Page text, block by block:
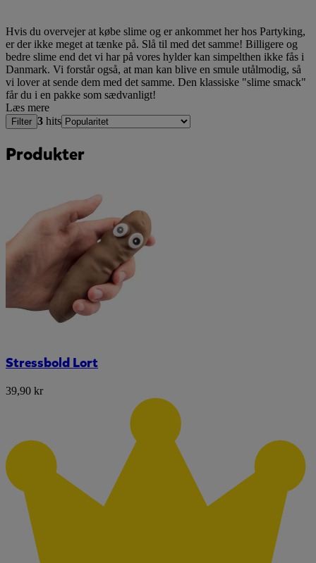
Hvis du overvejer at købe slime og er ankommet her hos Partyking,
er der ikke meget at tænke på. Slå til med det samme! Billigere og
bedre slime end det vi har på vores hylder kan simpelthen ikke fås i
Danmark. Vi forstår også, at man kan blive en smule utålmodig, så
vi lover at sende dem med det samme. Den klassiske "slime smack"
får du i en pakke som sædvanligt!
Læs mere
Filter 3 hits
Produkter
Stressbold Lort
39,90 kr